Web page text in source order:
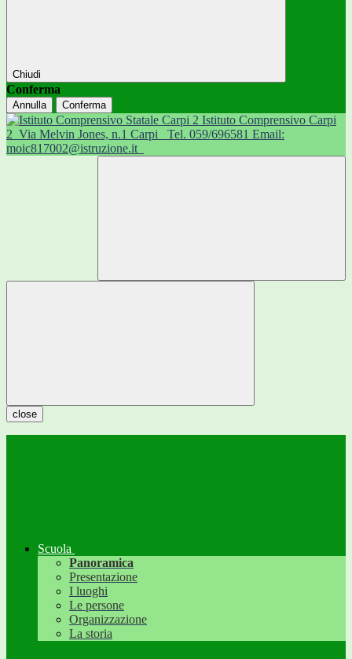
Chiudi
Conferma
Annulla Conferma
Istituto Comprensivo Carpi
2 Via Melvin Jones, n.1 Carpi
Tel. 059/696581 Email:
moic817002@istruzione.it
close
Scuola
Panoramica
Presentazione
I luoghi
Le persone
Organizzazione
La storia